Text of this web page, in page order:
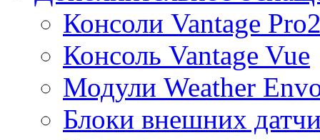
Консоли Vantage
Консоль Vantage Vue
Модули Weather
Блоки внешних